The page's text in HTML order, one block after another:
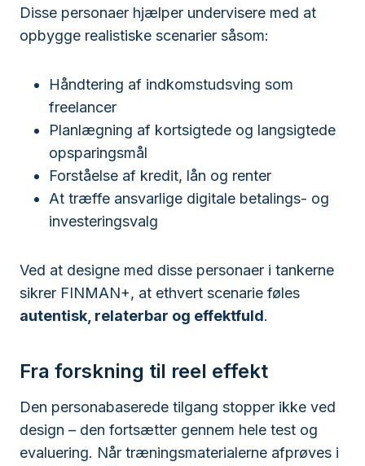
Disse personaer hjælper undervisere med at
opbygge realistiske scenarier såsom:
Håndtering af indkomstudsving som
freelancer
Planlægning af kortsigtede og langsigtede
opsparingsmål
Forståelse af kredit, lån og renter
At træffe ansvarlige digitale betalings- og
investeringsvalg
Ved at designe med disse personaer i tankerne
sikrer FINMAN+, at ethvert scenarie føles
autentisk, relaterbar og effektfuld.
Fra forskning til reel effekt
Den personabaserede tilgang stopper ikke ved
design – den fortsætter gennem hele test og
evaluering. Når træningsmaterialerne afprøves i